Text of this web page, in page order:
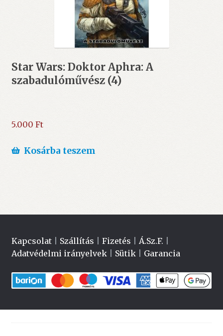
Star Wars: Doktor Aphra: A
szabadulóművész (4)
5.000 Ft
Kosárba teszem
Kapcsolat| Szállítás Fizetés Á.Sz.F.
Adatvédelmi irányelvek| Sütik| Garancia